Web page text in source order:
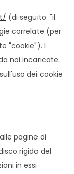
(di seguito: "il
correlate (per
"cookie"). I
noi incaricate.
dei cookie
pagine di
rigido del
in essi